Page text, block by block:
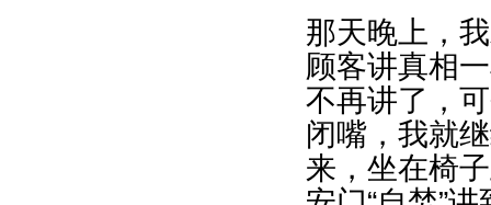
那天晚上，
顾客讲真相
不再讲了，
闭嘴，我就
来，坐在椅